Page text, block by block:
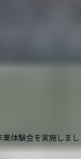
体験会を実施しまし